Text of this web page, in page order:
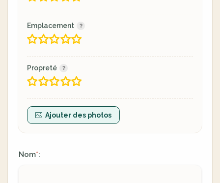
Emplacement
Propreté
Ajouter des photos
Nom*: